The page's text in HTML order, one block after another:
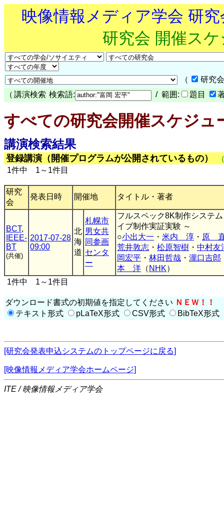
映像情報メディア学会 研
研究会 開催ス
（
研究
（ 講演検索 検索語: / 範囲: 題目
すべての研究会開催スケジュ
講演検索結果
登録講演（開催プログラムが公開されているもの）
1件中 1～1件目
研究
会
発表日時 開催地 タイトル・著者
BCT,
IEEE-
BT
(共催)
2017-07-28
09:00
北
海
道
札幌市
男女共
同参画
センタ
ー
フルスペック8K制作システ
イブ制作実証実験 ～
○小出大一 ・ 米内 淳 ・ 原
荒井敦志 ・ 松原智樹 ・ 中村友
岡宏平 ・ 林田哲哉 ・ 瀧口吉郎
本 洋 （ NHK）
1件中 1～1件目
ダウンロード書式の初期値を指定してください ＮＥＷ！！
テキスト形式
pLaTeX形式 CSV形式 BibTeX形式
[研究会発表申込システムのトップページに戻る]
[映像情報メディア学会ホームページ]
ITE / 映像情報メディア学会